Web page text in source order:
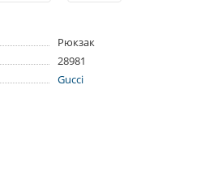
Рюкзак
28981
Gucci